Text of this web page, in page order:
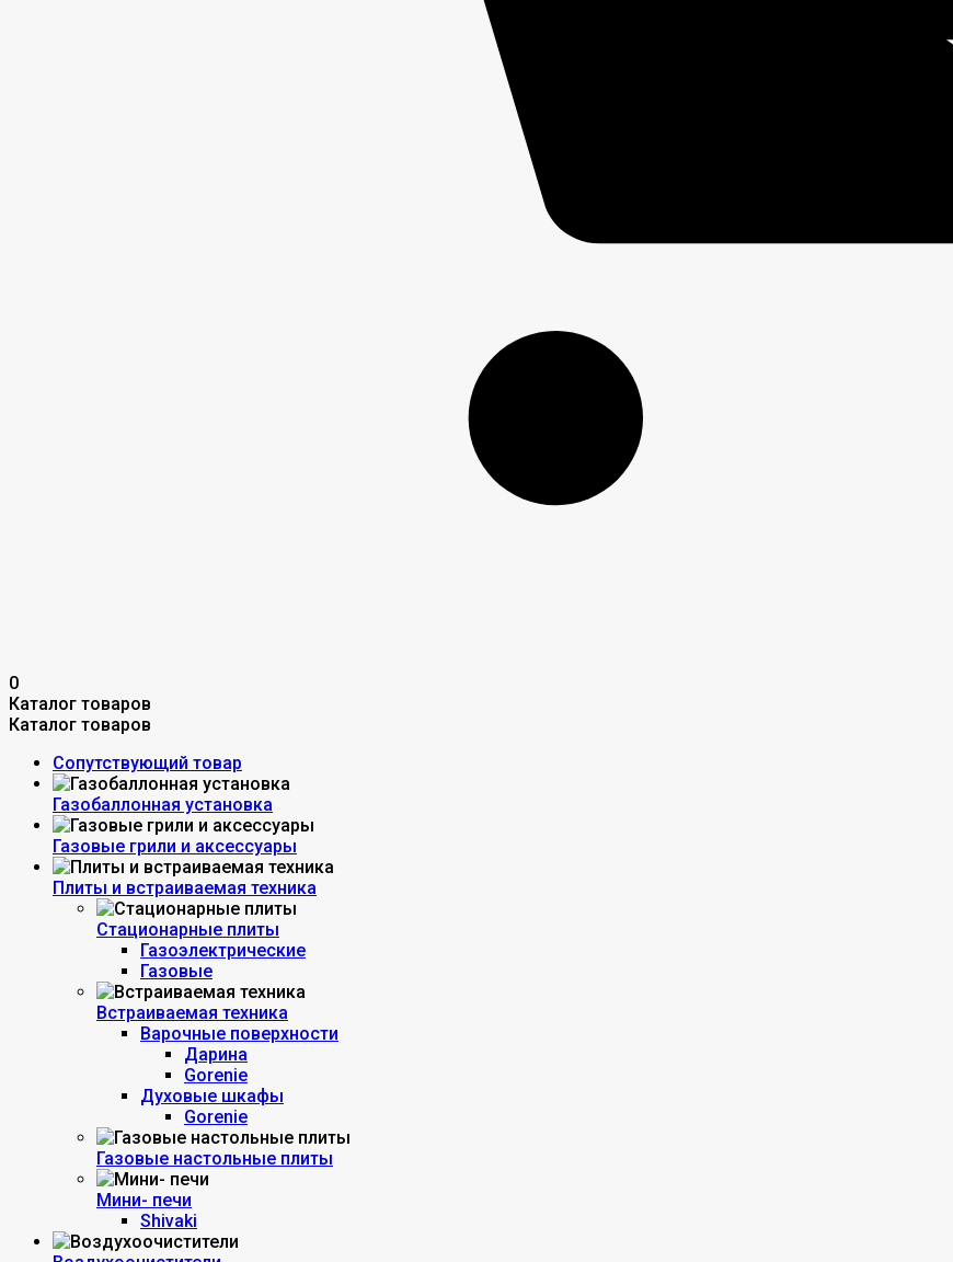
0
Каталог товаров
Каталог товаров
Сопутствующий товар
Газобаллонная установка
Газовые грили и аксессуары
Плиты и встраиваемая техника
Стационарные плиты
Газоэлектрические
Газовые
Встраиваемая техника
Варочные поверхности
Дарина
Gorenie
Духовые шкафы
Gorenie
Газовые настольные плиты
Мини- печи
Shivaki